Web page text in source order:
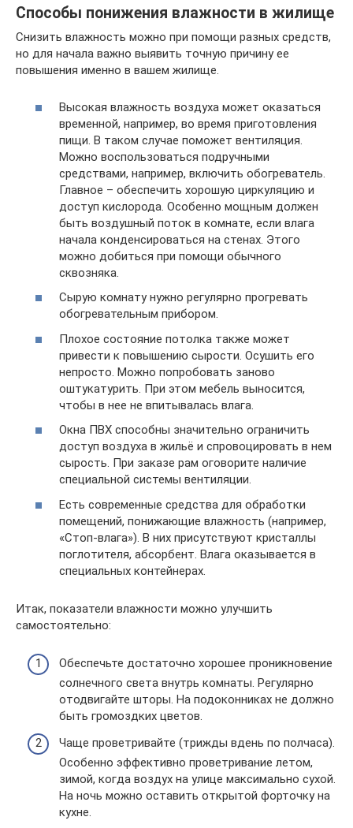
Способы понижения влажности в жилище
Снизить влажность можно при помощи разных средств,
но для начала важно выявить точную причину ее
повышения именно в вашем жилище.
Высокая влажность воздуха может оказаться
временной, например, во время приготовления
пищи. В таком случае поможет вентиляция.
Можно воспользоваться подручными
средствами, например, включить обогреватель.
Главное – обеспечить хорошую циркуляцию и
доступ кислорода. Особенно мощным должен
быть воздушный поток в комнате, если влага
начала конденсироваться на стенах. Этого
можно добиться при помощи обычного
сквозняка.
Сырую комнату нужно регулярно прогревать
обогревательным прибором.
Плохое состояние потолка также может
привести к повышению сырости. Осушить его
непросто. Можно попробовать заново
оштукатурить. При этом мебель выносится,
чтобы в нее не впитывалась влага.
Окна ПВХ способны значительно ограничить
доступ воздуха в жильё и спровоцировать в нем
сырость. При заказе рам оговорите наличие
специальной системы вентиляции.
Есть современные средства для обработки
помещений, понижающие влажность (например,
«Стоп-влага»). В них присутствуют кристаллы
поглотителя, абсорбент. Влага оказывается в
специальных контейнерах.
Итак, показатели влажности можно улучшить
самостоятельно:
Обеспечьте достаточно хорошее проникновение
солнечного света внутрь комнаты. Регулярно
отодвигайте шторы. На подоконниках не должно
быть громоздких цветов.
Чаще проветривайте (трижды вдень по полчаса).
Особенно эффективно проветривание летом,
зимой, когда воздух на улице максимально сухой.
На ночь можно оставить открытой форточку на
кухне.